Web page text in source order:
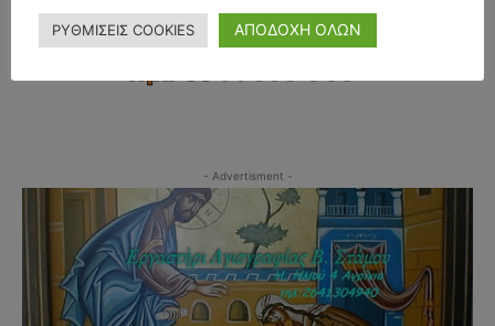
- Advertisment -
ΡΥΘΜΙΣΕΙΣ COOKIES ΑΠΟΔΟΧΗ ΟΛΩΝ